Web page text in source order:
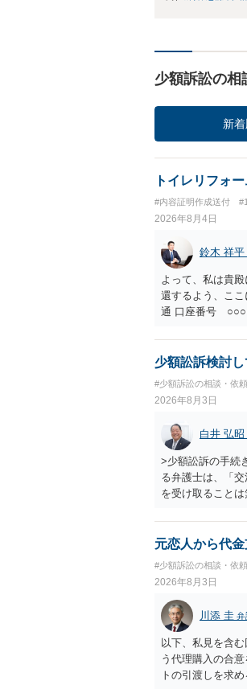
少額訴訟の相
新
トイレリフォ
#内容証明作成送付
2026年8月4日
鈴木 祥平
よって、私は貴
還するよう、こ
通 口座番号
を求める民事訴
の他法令上認め
との取引関係や
ものではありま
手続を履行され
少額訟訴検討
#少額訴訟の相談・依頼
2026年8月3日
白井 弘昭
>少額訟訴の手続
る弁護士は、「
を受け取ること
合も）、裁判所
志が明らかにな
０万円の請求で
本人を示す事実
す。 以上、ご参考
元恋人から代
#少額訴訟の相談・依頼
2026年8月3日
川添 圭 弁
以下、私見を含
う代理購入の合
トの引渡しを求